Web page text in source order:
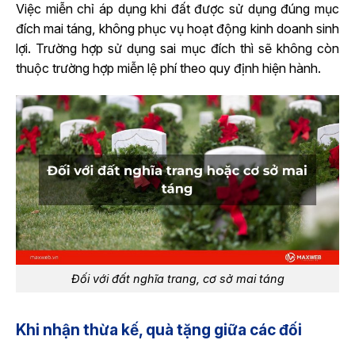
Việc miễn chỉ áp dụng khi đất được sử dụng đúng mục
đích mai táng, không phục vụ hoạt động kinh doanh sinh
lợi. Trường hợp sử dụng sai mục đích thì sẽ không còn
thuộc trường hợp miễn lệ phí theo quy định hiện hành.
Đối với đất nghĩa trang, cơ sở mai táng
Khi nhận thừa kế, quà tặng giữa các đối